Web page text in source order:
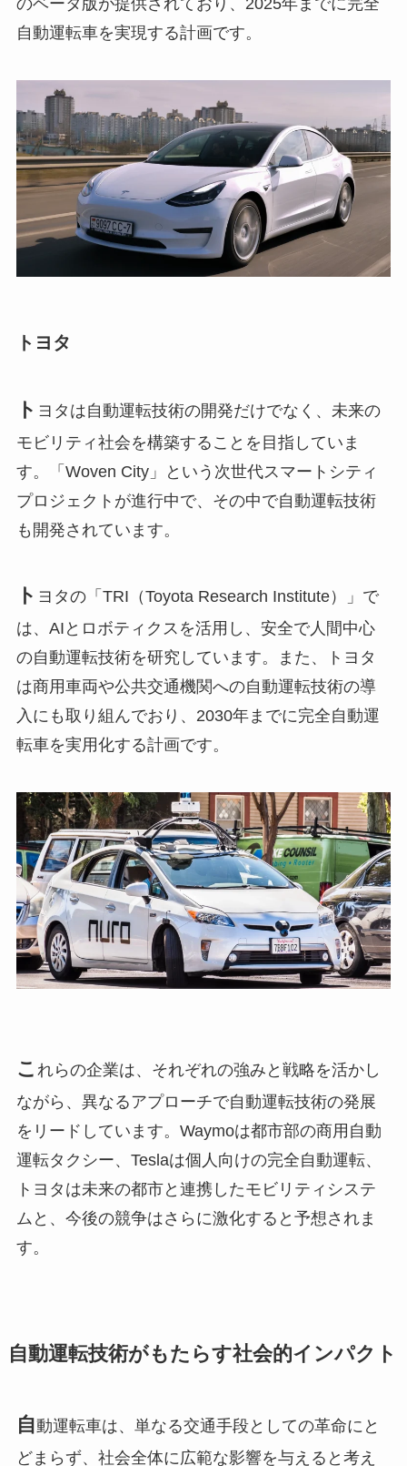
のベータ版が提供されており、2025年までに完全
自動運転車を実現する計画です。
トヨタ
ト ヨタは自動運転技術の開発だけでなく、未来の
モビリティ社会を構築することを目指していま
す。「Woven City」という次世代スマートシティ
プロジェクトが進行中で、その中で自動運転技術
も開発されています。
ト ヨタの「TRI（Toyota Research Institute）」で
は、AIとロボティクスを活用し、安全で人間中心
の自動運転技術を研究しています。また、トヨタ
は商用車両や公共交通機関への自動運転技術の導
入にも取り組んでおり、2030年までに完全自動運
転車を実用化する計画です。
こ れらの企業は、それぞれの強みと戦略を活かし
ながら、異なるアプローチで自動運転技術の発展
をリードしています。Waymoは都市部の商用自動
運転タクシー、Teslaは個人向けの完全自動運転、
トヨタは未来の都市と連携したモビリティシステ
ムと、今後の競争はさらに激化すると予想されま
す。
自動運転技術がもたらす社会的インパクト
自動運転車は、単なる交通手段としての革命にと
どまらず、社会全体に広範な影響を与えると考え